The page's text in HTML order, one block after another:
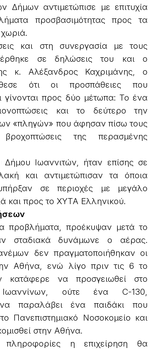
Δήμων αντιμετώπισε με επιτυχία
προσβασιμότητας προς τα
και στη συνεργασία με τους
σε δηλώσεις του και ο
κ. Αλέξανδρος Καχριμάνης, ο
ότι οι προσπάθειες που
γίνονται προς δύο μέτωπα: Το ένα
και το δεύτερο την
«πληγών» που άφησαν πίσω τους
της περασμένης
Δήμου Ιωαννιτών, ήταν επίσης σε
και αντιμετώπισαν τα όποια
σε περιοχές με μεγάλο
και προς το ΧΥΤΑ Ελληνικού.
προβλήματα, προέκυψαν μετά το
σταδιακά δυνάμωνε ο αέρας.
δεν πραγματοποιήθηκαν οι
Αθήνα, ενώ λίγο πριν τις 6 το
κατάφερε να προσγειωθεί στο
Ιωαννίνων, ούτε ένα C-130,
να παραλάβει ένα παιδάκι που
Πανεπιστημιακό Νοσοκομείο και
στην Αθήνα.
η επιχείρηση θα